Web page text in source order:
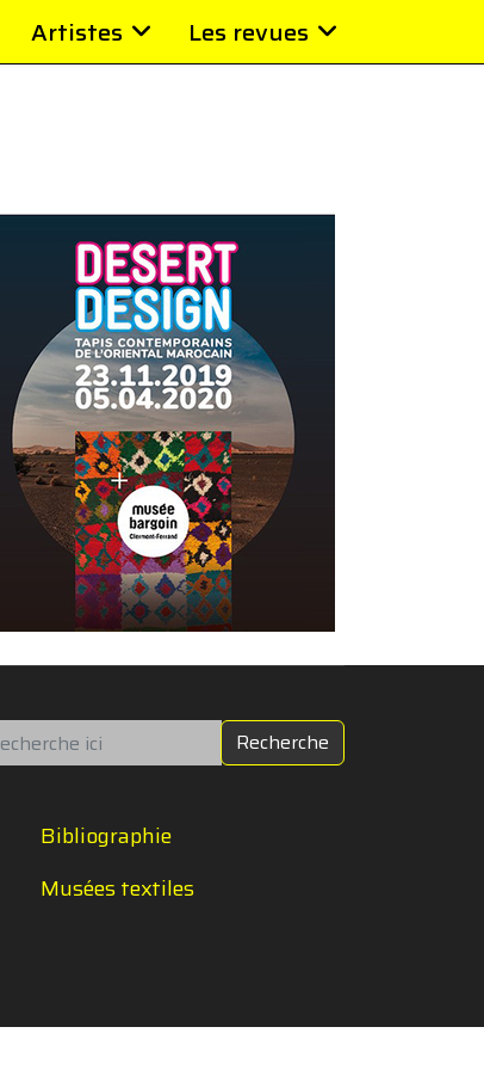
Artistes Les revues
Recherche
Bibliographie
Musées textiles